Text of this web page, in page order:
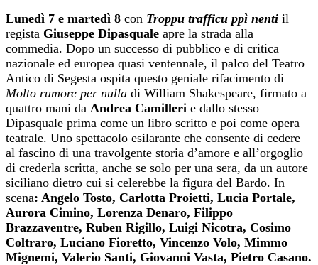
Lunedì 7 e martedì 8 con Troppu trafficu ppì nenti il
regista Giuseppe Dipasquale apre la strada alla
commedia. Dopo un successo di pubblico e di critica
nazionale ed europea quasi ventennale, il palco del Teatro
Antico di Segesta ospita questo geniale rifacimento di
Molto rumore per nulla di William Shakespeare, firmato a
quattro mani da Andrea Camilleri e dallo stesso
Dipasquale prima come un libro scritto e poi come opera
teatrale. Uno spettacolo esilarante che consente di cedere
al fascino di una travolgente storia d’amore e all’orgoglio
di crederla scritta, anche se solo per una sera, da un autore
siciliano dietro cui si celerebbe la figura del Bardo. In
scena: Angelo Tosto, Carlotta Proietti, Lucia Portale,
Aurora Cimino, Lorenza Denaro, Filippo
Brazzaventre, Ruben Rigillo, Luigi Nicotra, Cosimo
Coltraro, Luciano Fioretto, Vincenzo Volo, Mimmo
Mignemi, Valerio Santi, Giovanni Vasta, Pietro Casano.